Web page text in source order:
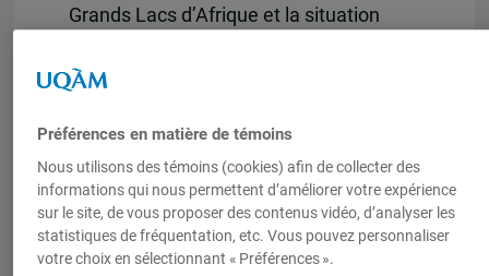
Grands Lacs d’Afrique et la situation
Événement gratuit,
Préférences en matière de témoins
Nous utilisons des témoins (cookies) afin de collecter des
informations qui nous permettent d’améliorer votre expérience
sur le site, de vous proposer des contenus vidéo, d’analyser les
statistiques de fréquentation, etc. Vous pouvez personnaliser
votre choix en sélectionnant « Préférences ».